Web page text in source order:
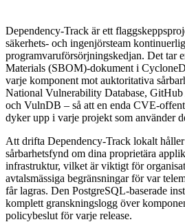
Dependency-Track är ett
säkerhets- och ingenjörsteam
programvaruförsörjningskedjan. Det tar
Materials (SBOM)-dokument i
varje komponent mot auktoritativa
National Vulnerability Database,
och VulnDB – så att en enda CVE-
dyker upp i varje projekt som använder
Att drifta Dependency-Track lokalt
sårbarhetsfynd om dina proprietära
infrastruktur, vilket är viktigt för
avtalsmässiga begränsningar för var
får lagras. Den PostgreSQL-baserade
komplett granskningslogg över
policybeslut för varje release.